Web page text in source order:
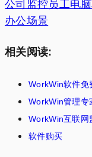
公司监控员工电
办公场景‌
相关阅读:
WorkWin软件免
WorkWin管理专
WorkWin互联网
软件购买